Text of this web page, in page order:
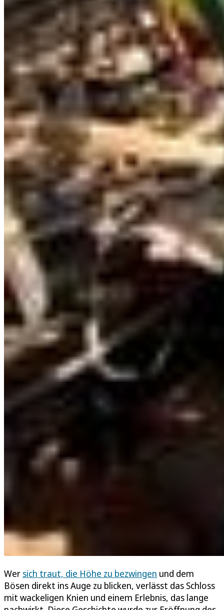
Wer sich traut, die Höhe zu bezwingen und dem
Bösen direkt ins Auge zu blicken, verlässt das Schloss
mit wackeligen Knien und einem Erlebnis, das lange